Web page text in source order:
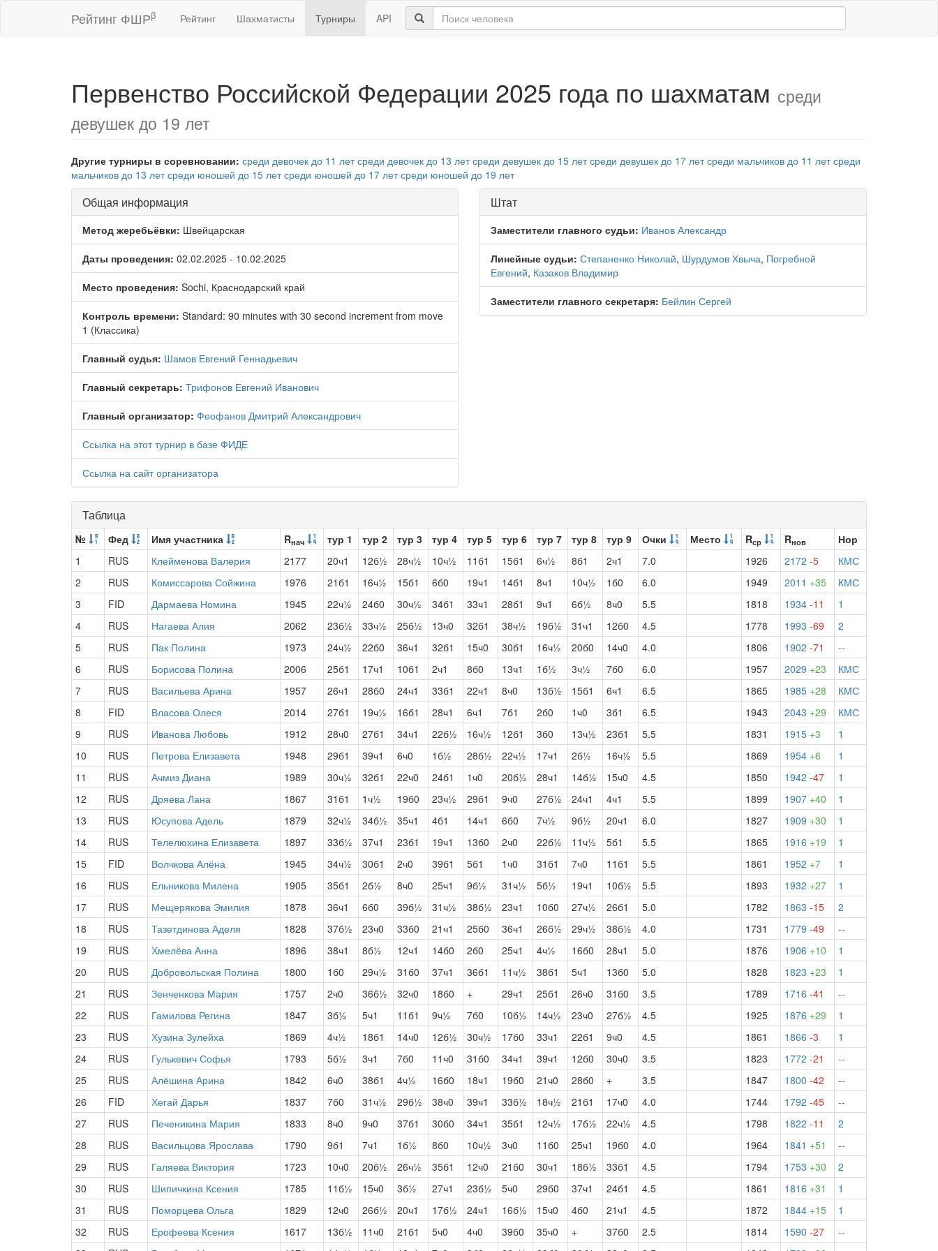
Рейтинг ФШРβ Рейтинг Шахматисты Турниры API
Первенство Российской Федерации 2025 года по шахматам среди
девушек до 19 лет
Другие турниры в соревновании: среди девочек до 11 лет среди девочек до 13 лет среди девушек до 15 лет среди девушек до 17 лет среди мальчиков до 11 лет среди
мальчиков до 13 лет среди юношей до 15 лет среди юношей до 17 лет среди юношей до 19 лет
Общая информация
Метод жеребьёвки: Швейцарская
Даты проведения: 02.02.2025 - 10.02.2025
Место проведения: Sochi, Краснодарский край
Контроль времени: Standard: 90 minutes with 30 second increment from move
1 (Классика)
Главный судья: Шамов Евгений Геннадьевич
Главный секретарь: Трифонов Евгений Иванович
Главный организатор: Феофанов Дмитрий Александрович
Ссылка на этот турнир в базе ФИДЕ
Ссылка на сайт организатора
Штат
Заместители главного судьи: Иванов Александр
Линейные судьи: Степаненко Николай, Шурдумов Хвыча, Погребной
Евгений, Казаков Владимир
Заместители главного секретаря: Бейлин Сергей
Таблица
№ Фед Имя участника Rнач тур 1 тур 2 тур 3 тур 4 тур 5 тур 6 тур 7 тур 8 тур 9 Очки Место Rср Rнов
Нор
1
RUS Клейменова Валерия 2177 20ч1 12б½ 28ч½ 10ч½ 11б1 15б1 6ч½ 8б1 2ч1 7.0 1926 2172 -5
КМС
2
RUS Комиссарова Сойжина 1976 21б1 16ч½ 15б1 6б0 19ч1 14б1 8ч1 10ч½ 1б0 6.0 1949 2011 +35
КМС
3
FID Дармаева Номина 1945 22ч½ 24б0 30ч½ 34б1 33ч1 28б1 9ч1 6б½ 8ч0 5.5 1818 1934 -11
1
4
RUS Нагаева Алия 2062 23б½ 33ч½ 25б½ 13ч0 32б1 38ч½ 19б½ 31ч1 12б0 4.5 1778 1993 -69
2
5
RUS Пак Полина 1973 24ч½ 22б0 36ч1 32б1 15ч0 30б1 16ч½ 20б0 14ч0 4.0 1806 1902 -71
--
6
RUS Борисова Полина 2006 25б1 17ч1 10б1 2ч1 8б0 13ч1 1б½ 3ч½ 7б0 6.0 1957 2029 +23
КМС
7
RUS Васильева Арина 1957 26ч1 28б0 24ч1 33б1 22ч1 8ч0 13б½ 15б1 6ч1 6.5 1865 1985 +28
КМС
8
FID Власова Олеся 2014 27б1 19ч½ 16б1 28ч1 6ч1 7б1 2б0 1ч0 3б1 6.5 1943 2043 +29
КМС
9
RUS Иванова Любовь 1912 28ч0 27б1 34ч1 22б½ 16ч½ 12б1 3б0 13ч½ 23б1 5.5 1831 1915 +3
1
10
RUS Петрова Елизавета 1948 29б1 39ч1 6ч0 1б½ 28б½ 22ч½ 17ч1 2б½ 16ч½ 5.5 1869 1954 +6
1
11
RUS Ачмиз Диана 1989 30ч½ 32б1 22ч0 24б1 1ч0 20б½ 28ч1 14б½ 15ч0 4.5 1850 1942 -47
1
12
RUS Дряева Лана 1867 31б1 1ч½ 19б0 23ч½ 29б1 9ч0 27б½ 24ч1 4ч1 5.5 1899 1907 +40
1
13
RUS Юсупова Адель 1879 32ч½ 34б½ 35ч1 4б1 14ч1 6б0 7ч½ 9б½ 20ч1 6.0 1827 1909 +30
1
14
RUS Телелюхина Елизавета 1897 33б½ 37ч1 23б1 19ч1 13б0 2ч0 22б½ 11ч½ 5б1 5.5 1865 1916 +19
1
15
FID Волчкова Алёна 1945 34ч½ 30б1 2ч0 39б1 5б1 1ч0 31б1 7ч0 11б1 5.5 1861 1952 +7
1
16
RUS Ельникова Милена 1905 35б1 2б½ 8ч0 25ч1 9б½ 31ч½ 5б½ 19ч1 10б½ 5.5 1893 1932 +27
1
17
RUS Мещерякова Эмилия 1878 36ч1 6б0 39б½ 31ч½ 38б½ 23ч1 10б0 27ч½ 26б1 5.0 1782 1863 -15
2
18
RUS Тазетдинова Аделя 1828 37б½ 23ч0 33б0 21ч1 25б0 36ч1 26б½ 29ч½ 38б½ 4.0 1731 1779 -49
--
19
RUS Хмелёва Анна 1896 38ч1 8б½ 12ч1 14б0 2б0 25ч1 4ч½ 16б0 28ч1 5.0 1876 1906 +10
1
20
RUS Добровольская Полина 1800 1б0 29ч½ 31б0 37ч1 36б1 11ч½ 38б1 5ч1 13б0 5.0 1828 1823 +23
1
21
RUS Зенченкова Мария 1757 2ч0 36б½ 32ч0 18б0 + 29ч1 25б1 26ч0 31б0 3.5 1789 1716 -41
--
22
RUS Гамилова Регина 1847 3б½ 5ч1 11б1 9ч½ 7б0 10б½ 14ч½ 23ч0 27б½ 4.5 1925 1876 +29
1
23
RUS Хузина Зулейха 1869 4ч½ 18б1 14ч0 12б½ 30ч½ 17б0 33ч1 22б1 9ч0 4.5 1861 1866 -3
1
24
RUS Гулькевич Софья 1793 5б½ 3ч1 7б0 11ч0 31б0 34ч1 39ч1 12б0 30ч0 3.5 1823 1772 -21
--
25
RUS Алёшина Арина 1842 6ч0 38б1 4ч½ 16б0 18ч1 19б0 21ч0 28б0 + 3.5 1847 1800 -42
--
26
FID Хегай Дарья 1837 7б0 31ч½ 29б½ 38ч0 39ч1 33б½ 18ч½ 21б1 17ч0 4.0 1744 1792 -45
--
27
RUS Печеникина Мария 1833 8ч0 9ч0 37б1 30б0 34ч1 35б1 12ч½ 17б½ 22ч½ 4.5 1798 1822 -11
2
28
RUS Васильцова Ярослава 1790 9б1 7ч1 1б½ 8б0 10ч½ 3ч0 11б0 25ч1 19б0 4.0 1964 1841 +51
--
29
RUS Галяева Виктория 1723 10ч0 20б½ 26ч½ 35б1 12ч0 21б0 30ч1 18б½ 33б1 4.5 1794 1753 +30
2
30
RUS Шипичкина Ксения 1785 11б½ 15ч0 3б½ 27ч1 23б½ 5ч0 29б0 37ч1 24б1 4.5 1861 1816 +31
1
31
RUS Поморцева Ольга 1829 12ч0 26б½ 20ч1 17б½ 24ч1 16б½ 15ч0 4б0 21ч1 4.5 1872 1844 +15
1
32
RUS Ерофеева Ксения 1617 13б½ 11ч0 21б1 5ч0 4ч0 39б0 35ч0 + 37б0 2.5 1814 1590 -27
--